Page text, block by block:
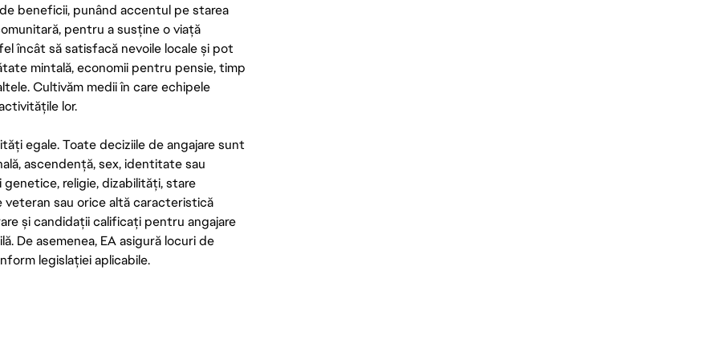
beneficii, punând accentul pe starea
pentru a susține o viață
încât să satisfacă nevoile locale și pot
mintală, economii pentru pensie, timp
Cultivăm medii în care echipele
lor.
egale. Toate deciziile de angajare sunt
ascendență, sex, identitate sau
religie, dizabilități, stare
veteran sau orice altă caracteristică
și candidații calificați pentru angajare
De asemenea, EA asigură locuri de
legislației aplicabile.